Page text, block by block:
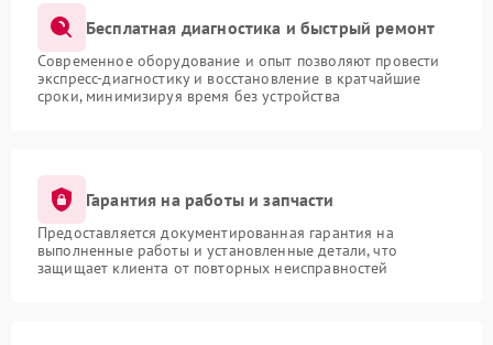
Бесплатная диагностика и быстрый ремонт
Современное оборудование и опыт позволяют провести
экспресс-диагностику и восстановление в кратчайшие
сроки, минимизируя время без устройства
Гарантия на работы и запчасти
Предоставляется документированная гарантия на
выполненные работы и установленные детали, что
защищает клиента от повторных неисправностей